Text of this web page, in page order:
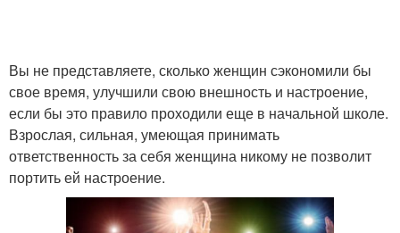
Вы не представляете, сколько женщин сэкономили бы
свое время, улучшили свою внешность и настроение,
если бы это правило проходили еще в начальной школе.
Взрослая, сильная, умеющая принимать
ответственность за себя женщина никому не позволит
портить ей настроение.